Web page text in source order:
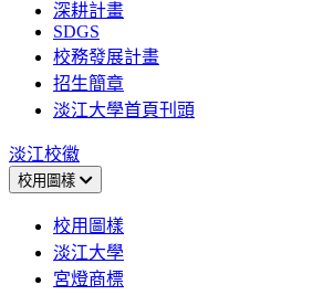
深耕計畫
SDGS
校務發展計畫
招生簡章
淡江大學首頁刊頭
淡江校徽
校用圖樣
校用圖樣
淡江大學
宮燈商標